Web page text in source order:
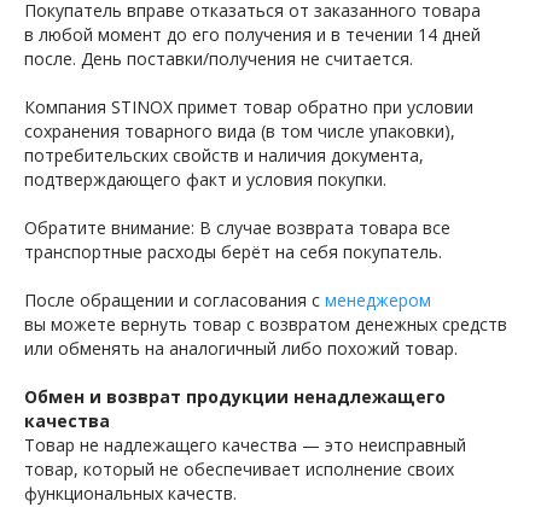
Покупатель вправе отказаться от заказанного товара
в любой момент до его получения и в течении 14 дней
после. День поставки/получения не считается.
Компания STINOX примет товар обратно при условии
сохранения товарного вида (в том числе упаковки),
потребительских свойств и наличия документа,
подтверждающего факт и условия покупки.
Обратите внимание: В случае возврата товара все
транспортные расходы берёт на себя покупатель.
После обращении и согласования с менеджером
вы можете вернуть товар с возвратом денежных средств
или обменять на аналогичный либо похожий товар.
Обмен и возврат продукции ненадлежащего
качества
Товар не надлежащего качества — это неисправный
товар, который не обеспечивает исполнение своих
функциональных качеств.